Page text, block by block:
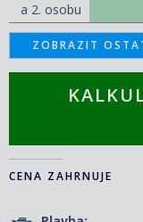
a 2. osobu
ZOBRAZIT
CENA ZAHRNUJE